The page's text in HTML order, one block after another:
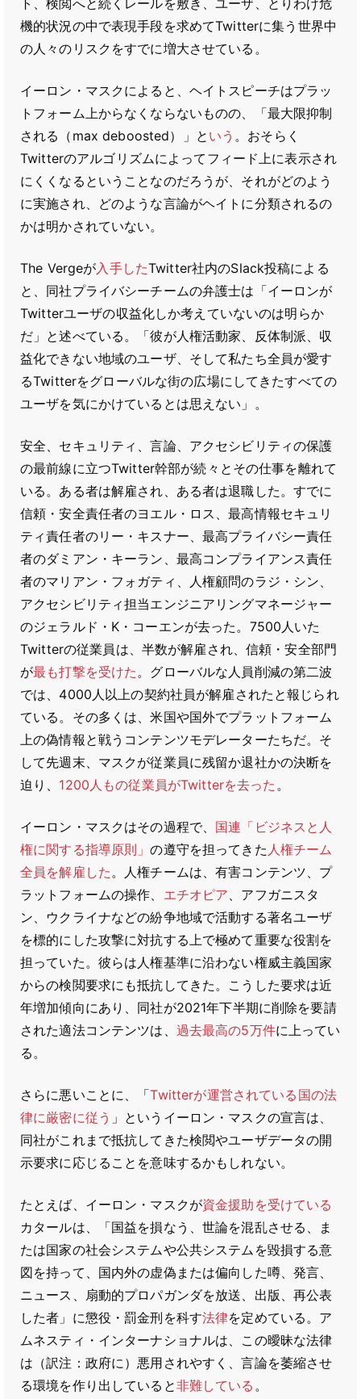
ト、検閲へと続くレールを敷き、ユーザ、とりわけ危
機的状況の中で表現手段を求めてTwitterに集う世界中
の人々のリスクをすでに増大させている。
イーロン・マスクによると、ヘイトスピーチはプラッ
トフォーム上からなくならないものの、「最大限抑制
される（max deboosted）」と いう 。おそらく
Twitterのアルゴリズムによってフィード上に表示され
にくくなるということなのだろうが、それがどのよう
に実施され、どのような言論がヘイトに分類されるの
かは明かされていない。
The Vergeが入手したTwitter社内のSlack投稿による
と、同社プライバシーチームの弁護士は「イーロンが
Twitterユーザの収益化しか考えていないのは明らか
だ」と述べている。「彼が人権活動家、反体制派、収
益化できない地域のユーザ、そして私たち全員が愛す
るTwitterをグローバルな街の広場にしてきたすべての
ユーザを気にかけているとは思えない」。
安全、セキュリティ、言論、アクセシビリティの保護
の最前線に立つTwitter幹部が続々とその仕事を離れて
いる。ある者は解雇され、ある者は退職した。すでに
信頼・安全責任者のヨエル・ロス、最高情報セキュリ
ティ責任者のリー・キスナー、最高プライバシー責任
者のダミアン・キーラン、最高コンプライアンス責任
者のマリアン・フォガティ、人権顧問のラジ・シン、
アクセシビリティ担当エンジニアリングマネージャー
のジェラルド・K・コーエンが去った。7500人いた
Twitterの従業員は、半数が解雇され、信頼・安全部門
が最も打撃を受けた。グローバルな人員削減の第二波
では、4000人以上の契約社員が解雇されたと報じられ
ている。その多くは、米国や国外でプラットフォーム
上の偽情報と戦うコンテンツモデレーターたちだ。そ
して先週末、マスクが従業員に残留か退社かの決断を
迫り、 1200人もの従業員がTwitterを去った 。
イーロン・マスクはその過程で、 国連「ビジネスと人
権に関する指導原則」の遵守を担ってきた 人権チーム
全員を解雇した。人権チームは、有害コンテンツ、プ
ラットフォームの操作、 エチオピア、アフガニスタ
ン、ウクライナなどの紛争地域で活動する著名ユーザ
を標的にした攻撃に対抗する上で極めて重要な役割を
担っていた。彼らは人権基準に沿わない権威主義国家
からの検閲要求にも抵抗してきた。こうした要求は近
年増加傾向にあり、同社が2021年下半期に削除を要請
された適法コンテンツは、 過去最高の5万件に上ってい
る。
さらに悪いことに、「Twitterが運営されている国の法
律に厳密に従う 」というイーロン・マスクの宣言は、
同社がこれまで抵抗してきた検閲やユーザデータの開
示要求に応じることを意味するかもしれない。
たとえば、イーロン・マスクが資金援助を受けている
カタールは、「国益を損なう、世論を混乱させる、ま
たは国家の社会システムや公共システムを毀損する意
図を持って、国内外の虚偽または偏向した噂、発言、
ニュース、扇動的プロパガンダを放送、出版、再公表
した者」に懲役・罰金刑を科す法律を定めている。ア
ムネスティ・インターナショナルは、この曖昧な法律
は（訳注：政府に）悪用されやすく、言論を萎縮させ
る環境を作り出していると非難している 。